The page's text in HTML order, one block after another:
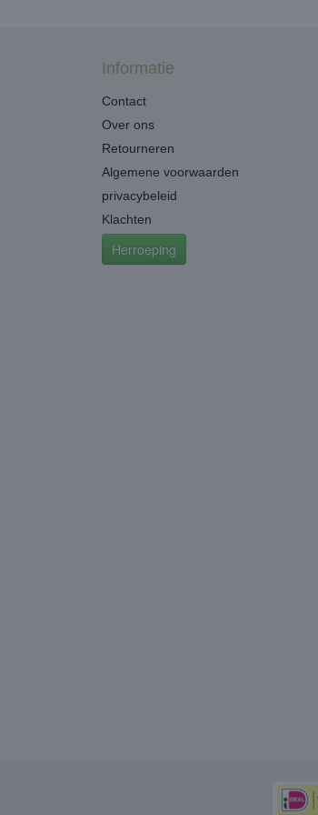
Informatie
Contact
Over ons
Retourneren
Algemene voorwaarden
privacybeleid
Klachten
Herroeping